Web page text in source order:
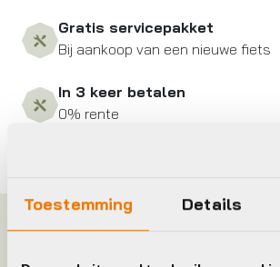
Toestemming Details
Gratis servicepakket
Bij aankoop van een nieuwe fiets
In 3 keer betalen
0% rente